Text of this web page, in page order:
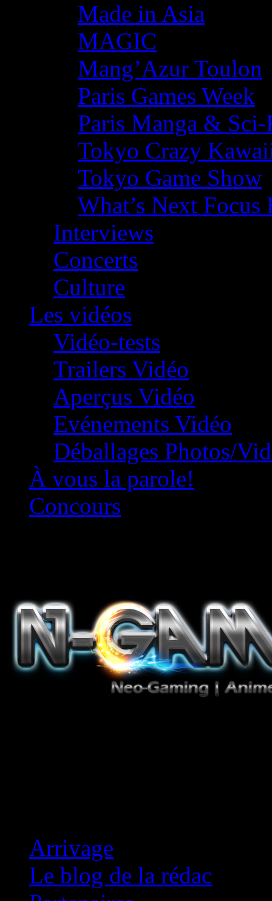
Made in Asia
MAGIC
Mang’Azur Toulon
Paris Games Week
Paris Manga &
Tokyo Crazy
Tokyo Game Show
What’s Next
Interviews
Concerts
Culture
Les vidéos
Vidéo-tests
Trailers Vidéo
Aperçus Vidéo
Evénements Vidéo
Déballages Photos/
À vous la parole!
Concours
Arrivage
Le blog de la rédac